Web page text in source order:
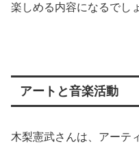
楽しめる内容になるでし
アートと音楽活動
木梨憲武さんは、アーテ